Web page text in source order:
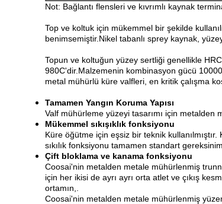
Not: Bağlantı flensleri ve kıvrımlı kaynak
Top ve koltuk için mükemmel bir şekilde
benimsemiştir.Nikel tabanlı sprey kaynak,
Topun ve koltuğun yüzey sertliği genellikle
980C'dir.Malzemenin kombinasyon gücü
metal mühürlü küre valfleri, en kritik çalışma
Tamamen Yangın Koruma Yapısı
Valf mühürleme yüzeyi tasarımı için metalden
Mükemmel sıkışıklık fonksiyonu
Küre öğütme için eşsiz bir teknik
sıkılık fonksiyonu tamamen standart
Çift bloklama ve kanama fonksiyonu
Coosai'nin metalden metale mühürlenmiş
için her ikisi de ayrı ayrı orta atlet ve çıkış
ortamın,.
Coosai'nin metalden metale mühürlenmiş